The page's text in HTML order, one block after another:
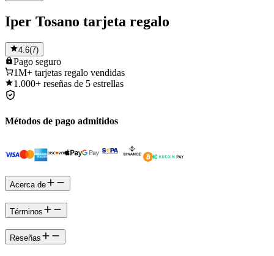
Iper Tosano tarjeta regalo
4.6(7)
Pago seguro
1M+ tarjetas regalo vendidas
1.000+ reseñas de 5 estrellas
Métodos de pago admitidos
Acerca de
Términos
Reseñas